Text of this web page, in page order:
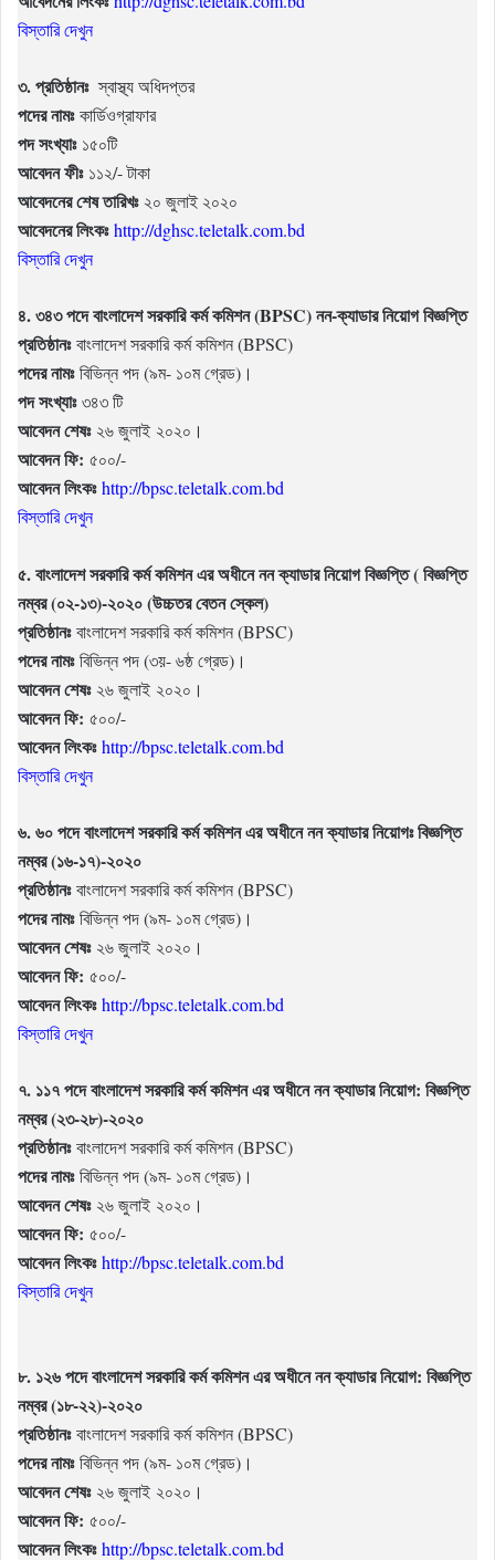
বিস্তারি দেখুন
৩. প্রতিষ্ঠানঃস্বাস্থ্য অধিদপ্তর
পদের নামঃকার্ডিওগ্রাফার
পদ সংখ্যাঃ ১৫০টি
আবেদন ফীঃ১১২/- টাকা
আবেদনের শেষ তারিখঃ২০ জুলাই ২০২০
আবেদনের লিংকঃ http://dghsc.teletalk.com.bd
বিস্তারি দেখুন
৪. ৩৪৩ পদে বাংলাদেশ সরকারি কর্ম কমিশন (BPSC) নন-ক্যাডার নিয়োগ বিজ্ঞপ্তি
প্রতিষ্ঠানঃবাংলাদেশ সরকারি কর্ম কমিশন (BPSC)
পদের নামঃবিভিন্ন পদ (৯ম- ১০ম গ্রেড)।
পদ সংখ্যাঃ৩৪৩ টি
আবেদন শেষঃ২৬ জুলাই ২০২০।
আবেদন ফি: ৫০০/-
আবেদন লিংকঃ http://bpsc.teletalk.com.bd
বিস্তারি দেখুন
৫. বাংলাদেশ সরকারি কর্ম কমিশন এর অধীনে নন ক্যাডার নিয়োগ বিজ্ঞপ্তি ( বিজ্ঞপ্তি
নম্বর (০২-১৩)-২০২০ (উচ্চতর বেতন স্কেল)
প্রতিষ্ঠানঃবাংলাদেশ সরকারি কর্ম কমিশন (BPSC)
পদের নামঃবিভিন্ন পদ (৩য়- ৬ষ্ঠ গ্রেড)।
আবেদন শেষঃ২৬ জুলাই ২০২০।
আবেদন ফি: ৫০০/-
আবেদন লিংকঃ http://bpsc.teletalk.com.bd
বিস্তারি দেখুন
৬. ৬০ পদে বাংলাদেশ সরকারি কর্ম কমিশন এর অধীনে নন ক্যাডার নিয়োগঃ বিজ্ঞপ্তি
নম্বর (১৬-১৭)-২০২০
প্রতিষ্ঠানঃবাংলাদেশ সরকারি কর্ম কমিশন (BPSC)
পদের নামঃবিভিন্ন পদ (৯ম- ১০ম গ্রেড)।
আবেদন শেষঃ২৬ জুলাই ২০২০।
আবেদন ফি: ৫০০/-
আবেদন লিংকঃ http://bpsc.teletalk.com.bd
বিস্তারি দেখুন
৭. ১১৭ পদে বাংলাদেশ সরকারি কর্ম কমিশন এর অধীনে নন ক্যাডার নিয়োগ: বিজ্ঞপ্তি
নম্বর (২৩-২৮)-২০২০
প্রতিষ্ঠানঃবাংলাদেশ সরকারি কর্ম কমিশন (BPSC)
পদের নামঃবিভিন্ন পদ (৯ম- ১০ম গ্রেড)।
আবেদন শেষঃ২৬ জুলাই ২০২০।
আবেদন ফি: ৫০০/-
আবেদন লিংকঃ http://bpsc.teletalk.com.bd
বিস্তারি দেখুন
৮. ১২৬ পদে বাংলাদেশ সরকারি কর্ম কমিশন এর অধীনে নন ক্যাডার নিয়োগ: বিজ্ঞপ্তি
নম্বর (১৮-২২)-২০২০
প্রতিষ্ঠানঃবাংলাদেশ সরকারি কর্ম কমিশন (BPSC)
পদের নামঃবিভিন্ন পদ (৯ম- ১০ম গ্রেড)।
আবেদন শেষঃ২৬ জুলাই ২০২০।
আবেদন ফি: ৫০০/-
আবেদন লিংকঃ http://bpsc.teletalk.com.bd